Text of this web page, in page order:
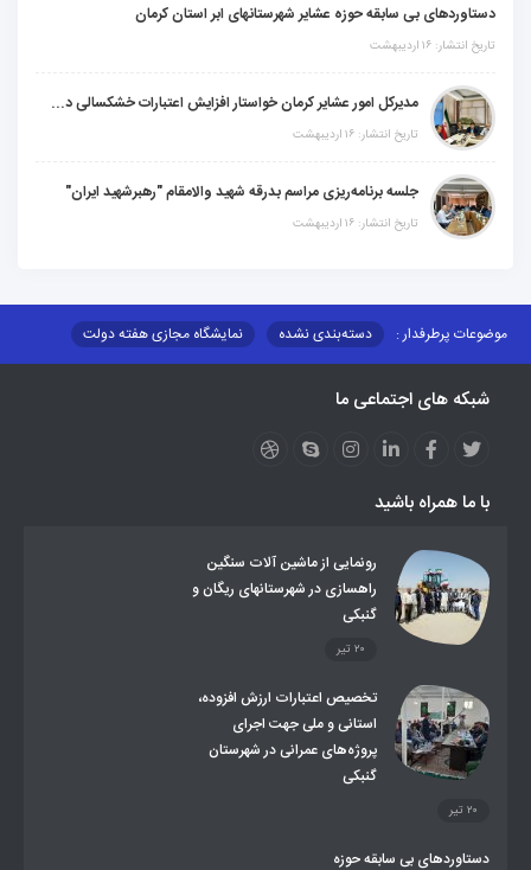
دستاوردهای بی سابقه حوزه عشایر شهرستانهای ابر استان کرمان
تاریخ انتشار: ۱۶ اردیبهشت
مدیرکل امور عشایر کرمان خواستار افزایش اعتبارات خشکسالی در سال جدید شد
تاریخ انتشار: ۱۶ اردیبهشت
جلسه برنامه‌ریزی مراسم بدرقه شهید والامقام "رهبرشهید ایران"
تاریخ انتشار: ۱۶ اردیبهشت
موضوعات پرطرفدار : دسته‌بندی نشده
نمایشگاه مجازی هفته دولت
مزایدات و مناقصات
محتوای کانون توسعه
عملکردها
عشایر استان
طرح و برنامه
روند ساماندهی عشایر داوطلب اسکان
تشکیلات اداری
شبکه های اجتماعی ما
با ما همراه باشید
رونمایی از ماشین آلات سنگین
راهسازی در شهرستانهای ریگان و
گنبکی
۲۰ تیر
تخصیص اعتبارات ارزش افزوده،
استانی و ملی جهت اجرای
پروژه‌های عمرانی در شهرستان
گنبکی
۲۰ تیر
دستاوردهای بی سابقه حوزه